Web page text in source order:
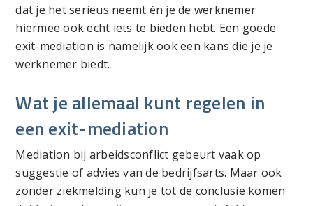
dat je het serieus neemt én je de werknemer
hiermee ook echt iets te bieden hebt. Een goede
exit-mediation is namelijk ook een kans die je je
werknemer biedt.
Wat je allemaal kunt regelen in
een exit-mediation
Mediation bij arbeidsconflict gebeurt vaak op
suggestie of advies van de bedrijfsarts. Maar ook
zonder ziekmelding kun je tot de conclusie komen